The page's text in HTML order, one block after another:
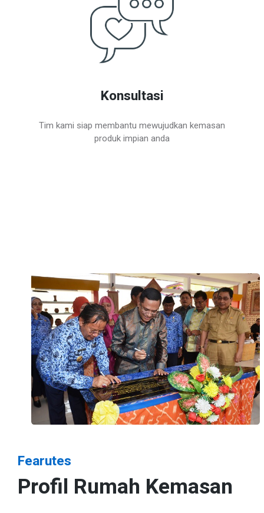
Konsultasi
Tim kami siap membantu mewujudkan kemasan
produk impian anda
Fearutes
Profil Rumah Kemasan